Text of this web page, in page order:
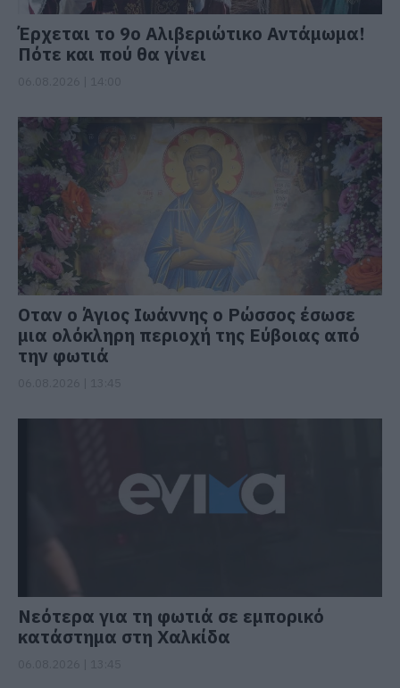
Έρχεται το 9ο Αλιβεριώτικο Αντάμωμα!
Πότε και πού θα γίνει
Οταν ο Άγιος Ιωάννης ο Ρώσσος έσωσε
μια ολόκληρη περιοχή της Εύβοιας από
την φωτιά
Νεότερα για τη φωτιά σε εμπορικό
κατάστημα στη Χαλκίδα